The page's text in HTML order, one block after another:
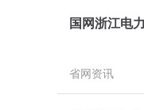
国网浙江电
省网资讯